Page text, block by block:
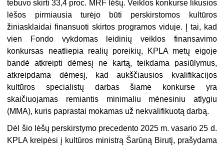
tebuvo skirti 33,4 proc. MRF lėšų. Veiklos konkurse likusios
lėšos pirmiausia turėjo būti perskirstomos kultūros
žiniasklaidai finansuoti skirtos programos viduje. Į tai, kad
vien Fondo vykdomas leidinių veiklos finansavimo
konkursas neatliepia realių poreikių, KPLA metų eigoje
bandė atkreipti dėmesį ne kartą, teikdama pasiūlymus,
atkreipdama dėmesį, kad aukščiausios kvalifikacijos
kultūros specialistų darbas šiame konkurse yra
skaičiuojamas remiantis minimaliu mėnesiniu atlygiu
(MMA), kuris paprastai mokamas už nekvalifikuotą darbą.
Dėl šio lėšų perskirstymo precedento 2025 m. vasario 25 d.
KPLA kreipėsi į kultūros ministrą Šarūną Birutį, prašydama